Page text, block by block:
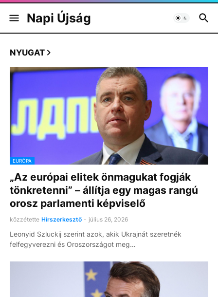
Napi Újság
NYUGAT
EURÓPA
„Az európai elitek önmagukat fogják
tönkretenni” – állítja egy magas rangú
orosz parlamenti képviselő
közzétette Hírszerkesztő - július 26, 2026
Leonyid Szluckij szerint azok, akik Ukrajnát szeretnék
felfegyverezni és Oroszországot meg…